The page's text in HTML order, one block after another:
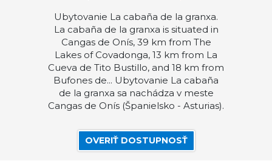
Ubytovanie La cabaña de la granxa.
La cabaña de la granxa is situated in
Cangas de Onís, 39 km from The
Lakes of Covadonga, 13 km from La
Cueva de Tito Bustillo, and 18 km from
Bufones de... Ubytovanie La cabaña
de la granxa sa nachádza v meste
Cangas de Onís (Španielsko - Asturias).
OVERIŤ DOSTUPNOSŤ